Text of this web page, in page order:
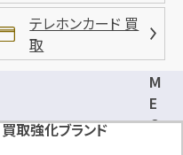
M
E
G
テレホンカード 買
取
買取強化ブランド